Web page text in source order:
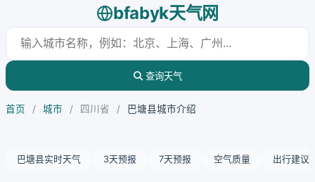
bfabyk天气网
查询天气
首页 / 城市 / 四川省 / 巴塘县城市介绍
巴塘县实时天气 3天预报 7天预报 空气质量 出行建议